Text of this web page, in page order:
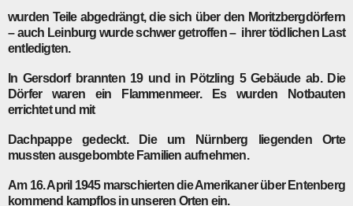
wurden Teile abgedrängt, die sich über den Moritzbergdörfern
– auch Leinburg wurde schwer getroffen – ihrer tödlichen Last
entledigten.
In Gersdorf brannten 19 und in Pötzling 5 Gebäude ab. Die
Dörfer waren ein Flammenmeer. Es wurden Notbauten
errichtet und mit
Dachpappe gedeckt. Die um Nürnberg liegenden Orte
mussten ausgebombte Familien aufnehmen.
Am 16. April 1945 marschierten die Amerikaner über Entenberg
kommend kampflos in unseren Orten ein.